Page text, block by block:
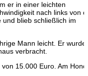
er in einer leichten
nach links von
blieb schließlich im
Mann leicht. Er wurde
verbracht.
15.000 Euro. Am